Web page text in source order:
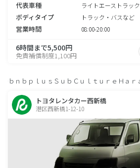
代表車種 ライトエーストラッ
ボディタイプ トラック・バスなど
営業時間 08:00-20:00
6時間まで5,500円
免責補償制度1,100円
ｂｎｂｐｌｕｓＳｕｂＣｕｌｔｕｒｅＨａｒ
トヨタレンタカー西新橋
港区西新橋1-12-10